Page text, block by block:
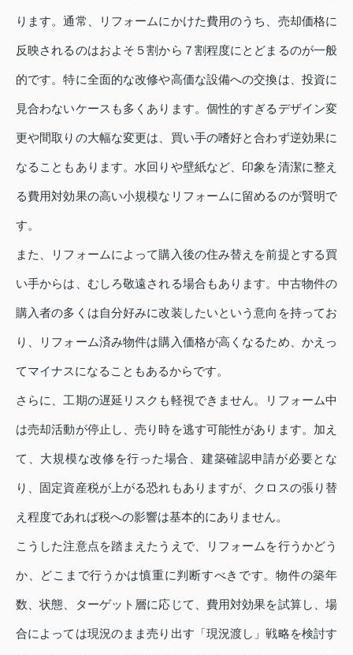
ります。通常、リフォームにかけた費用のうち、売却価格に
反映されるのはおよそ５割から７割程度にとどまるのが一般
的です。特に全面的な改修や高価な設備への交換は、投資に
見合わないケースも多くあります。個性的すぎるデザイン変
更や間取りの大幅な変更は、買い手の嗜好と合わず逆効果に
なることもあります。水回りや壁紙など、印象を清潔に整え
る費用対効果の高い小規模なリフォームに留めるのが賢明で
す。
また、リフォームによって購入後の住み替えを前提とする買
い手からは、むしろ敬遠される場合もあります。中古物件の
購入者の多くは自分好みに改装したいという意向を持ってお
り、リフォーム済み物件は購入価格が高くなるため、かえっ
てマイナスになることもあるからです。
さらに、工期の遅延リスクも軽視できません。リフォーム中
は売却活動が停止し、売り時を逃す可能性があります。加え
て、大規模な改修を行った場合、建築確認申請が必要とな
り、固定資産税が上がる恐れもありますが、クロスの張り替
え程度であれば税への影響は基本的にありません。
こうした注意点を踏まえたうえで、リフォームを行うかどう
か、どこまで行うかは慎重に判断すべきです。物件の築年
数、状態、ターゲット層に応じて、費用対効果を試算し、場
合によっては現況のまま売り出す「現況渡し」戦略を検討す